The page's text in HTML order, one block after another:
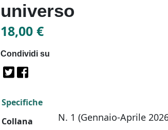
universo
18,00€
Condividi su
Specifiche
Collana
N. 1 (Gennaio-Aprile